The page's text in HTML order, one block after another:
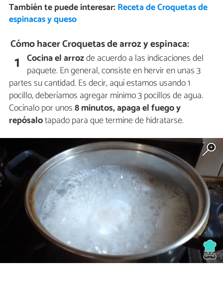
También te puede interesar: Receta de Croquetas de
espinacas y queso
Cómo hacer Croquetas de arroz y espinaca:
1 Cocina el arrozde acuerdo a las indicaciones del
paquete. En general, consiste en hervir en unas 3
partes su cantidad. Es decir, aquí estamos usando 1
pocillo, deberíamos agregar mínimo 3 pocillos de agua.
Cocínalo por unos8 minutos, apaga el fuego y
repósalotapado para que termine de hidratarse.